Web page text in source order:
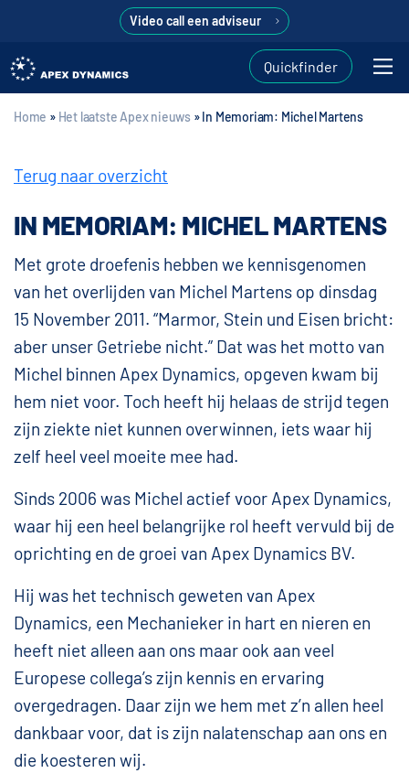
Video call een adviseur
Quickfinder
Home » Het laatste Apex nieuws »In Memoriam: Michel Martens
Terug naar overzicht
IN MEMORIAM: MICHEL MARTENS
Met grote droefenis hebben we kennisgenomen
van het overlijden van Michel Martens op dinsdag
15 November 2011. “Marmor, Stein und Eisen bricht:
aber unser Getriebe nicht.” Dat was het motto van
Michel binnen Apex Dynamics, opgeven kwam bij
hem niet voor. Toch heeft hij helaas de strijd tegen
zijn ziekte niet kunnen overwinnen, iets waar hij
zelf heel veel moeite mee had.
Sinds 2006 was Michel actief voor Apex Dynamics,
waar hij een heel belangrijke rol heeft vervuld bij de
oprichting en de groei van Apex Dynamics BV.
Hij was het technisch geweten van Apex
Dynamics, een Mechanieker in hart en nieren en
heeft niet alleen aan ons maar ook aan veel
Europese collega’s zijn kennis en ervaring
overgedragen. Daar zijn we hem met z’n allen heel
dankbaar voor, dat is zijn nalatenschap aan ons en
die koesteren wij.